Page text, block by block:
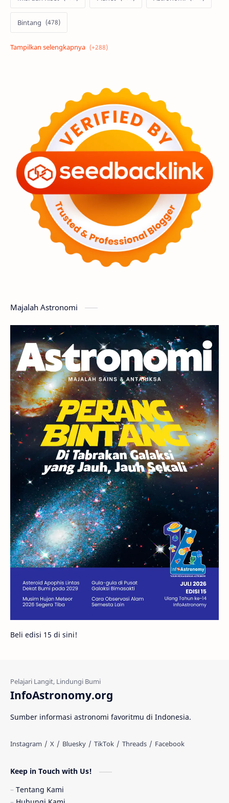
Bintang
Alam semesta Galaksi
Tata Surya Hype
Asteroid Observasi
Premium Komet Bulan
Penelitian Serba-serbi Satelit
Luar Angkasa Video Aurora
Supernova Nebula Sponsored
Featured Mars
GMT 2016
Planet Kerdil Bumi Pengetahuan
Berita Hujan Meteor Satelit Alami
Rasi Bintang Teleskop Saturnus
GBT 2018 UFO Advertorial
Astrofotografi
Stasiun Luar Angkasa Internasional
Gugus Bintang Menarik Dibaca
Venus Pluto Galaksi Kerdil
Gambar Harian Titan
Bintang Neutron Hubble Tips
Juno Bintang Biner
Fakta Galaksi Spiral
Gerhana Matahari
Majalah Astronomi
Beli edisi 15 di sini!
InfoAstronomy.org
Sumber informasi astronomi favoritmu di Indonesia.
Keep in Touch with Us!
Tentang Kami